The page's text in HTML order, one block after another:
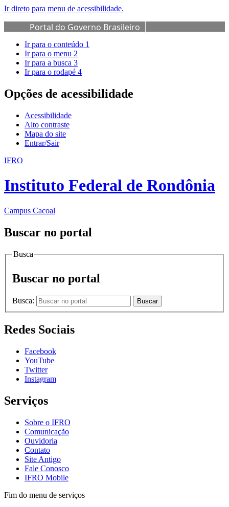
Ir direto para menu de acessibilidade.
Portal do Governo Brasileiro
Ir para o conteúdo 1
Ir para o menu 2
Ir para a busca 3
Ir para o rodapé 4
Opções de acessibilidade
Acessibilidade
Alto contraste
Mapa do site
Entrar/Sair
IFRO
Instituto Federal de Rondônia
Campus Cacoal
Buscar no portal
Busca
Buscar no portal
Busca: Buscar
Redes Sociais
Facebook
YouTube
Twitter
Instagram
Serviços
Sobre o IFRO
Comunicação
Ouvidoria
Contato
Site Antigo
Fale Conosco
IFRO Mobile
Fim do menu de serviços